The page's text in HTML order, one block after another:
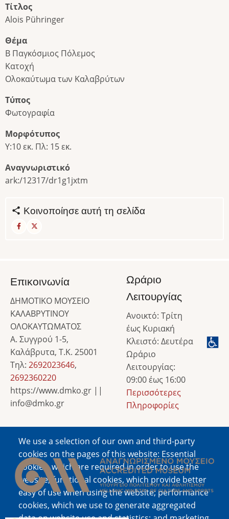
Τίτλος
Alois Pühringer
Θέμα
Β Παγκόσμιος Πόλεμος
Κατοχή
Ολοκαύτωμα των Καλαβρύτων
Τύπος
Φωτογραφία
Μορφότυπος
Υ:10 εκ. Πλ: 15 εκ.
Αναγνωριστικό
ark:/12317/dr1g1jxtm
Κοινοποίησε αυτή τη σελίδα
We use a selection of our own and third-party
cookies on the pages of this website: Essential
cookies, which are required in order to use the
website; functional cookies, which provide better
easy of use when using the website; performance
cookies, which we use to generate aggregated
Επικοινωνία
ΔΗΜΟΤΙΚΟ ΜΟΥΣΕΙΟ
ΚΑΛΑΒΡΥΤΙΝΟΥ
ΟΛΟΚΑΥΤΩΜΑΤΟΣ
Α. Συγγρού 1-5,
Καλάβρυτα, Τ.Κ. 25001
Τηλ: 2692023646,
2692360220
https://www.dmko.gr ||
info@dmko.gr
Ωράριο
Λειτουργίας
Ανοικτό: Τρίτη
έως Κυριακή
Κλειστό: Δευτέρα
Ωράριο
Λειτουργίας:
09:00 έως 16:00
Περισσότερες
Πληροφορίες
Image